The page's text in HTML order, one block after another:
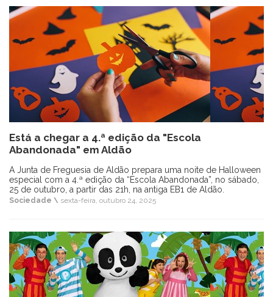
Está a chegar a 4.ª edição da "Escola
Abandonada" em Aldão
A Junta de Freguesia de Aldão prepara uma noite de Halloween
especial com a 4.ª edição da “Escola Abandonada”, no sábado,
25 de outubro, a partir das 21h, na antiga EB1 de Aldão.
Sociedade \ sexta-feira, outubro 24, 2025